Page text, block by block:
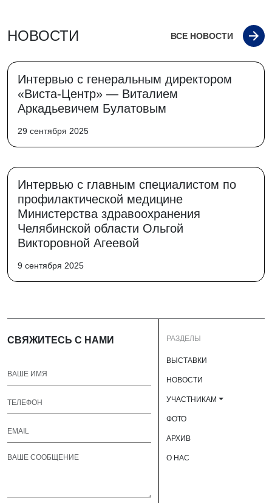
НОВОСТИ ВСЕ НОВОСТИ
Интервью с генеральным директором
«Виста-Центр» — Виталием
Аркадьевичем Булатовым
29 сентября 2025
Интервью с главным специалистом по
профилактической медицине
Министерства здравоохранения
Челябинской области Ольгой
Викторовной Агеевой
9 сентября 2025
СВЯЖИТЕСЬ С НАМИ РАЗДЕЛЫ
ВЫСТАВКИ
НОВОСТИ
УЧАСТНИКАМ
ФОТО
АРХИВ
О НАС